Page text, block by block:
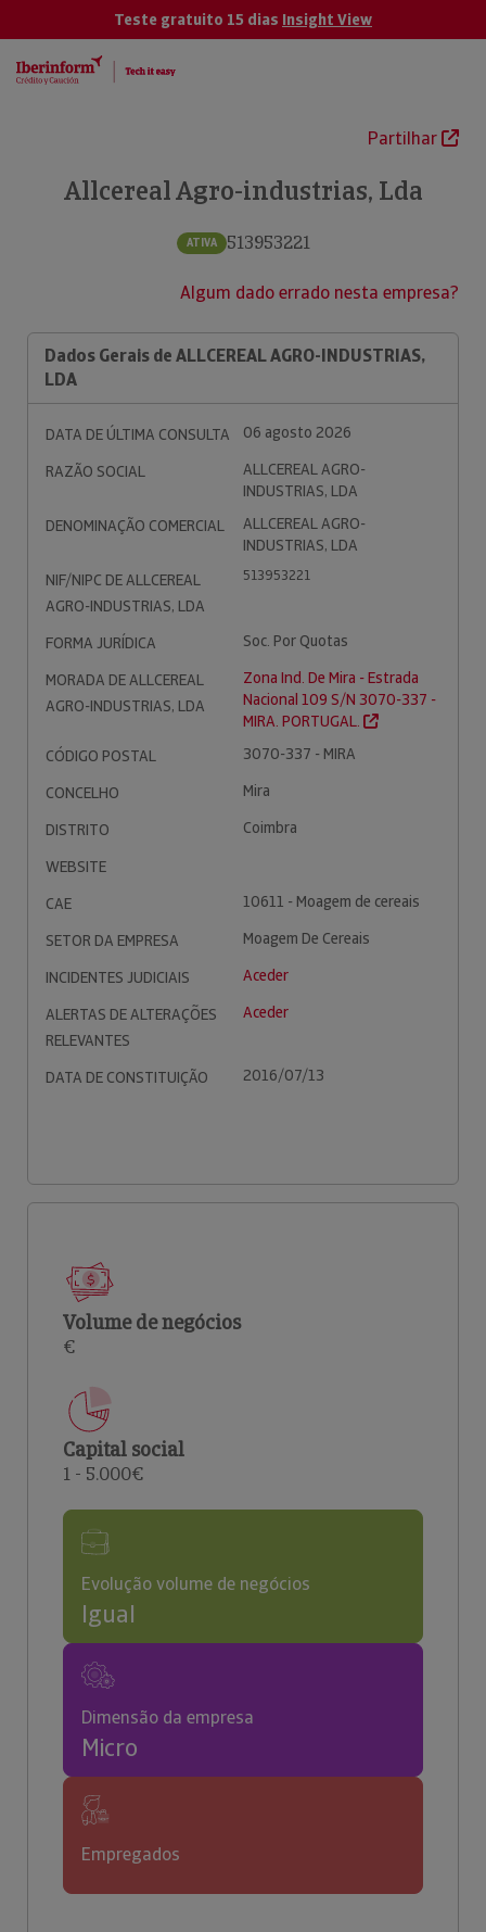
Teste gratuito 15 dias Insight View
Partilhar
Allcereal Agro-industrias, Lda
ATIVA 513953221
Algum dado errado nesta empresa?
Dados Gerais de ALLCEREAL AGRO-INDUSTRIAS,
LDA
DATA DE ÚLTIMA CONSULTA
06 agosto 2026
RAZÃO SOCIAL
ALLCEREAL AGRO-
INDUSTRIAS, LDA
DENOMINAÇÃO COMERCIAL
ALLCEREAL AGRO-
INDUSTRIAS, LDA
NIF/NIPC DE ALLCEREAL
AGRO-INDUSTRIAS, LDA
513953221
FORMA JURÍDICA
Soc. Por Quotas
MORADA DE ALLCEREAL
AGRO-INDUSTRIAS, LDA
Zona Ind. De Mira - Estrada
Nacional 109 S/N 3070-337 -
MIRA. PORTUGAL.
CÓDIGO POSTAL
3070-337 - MIRA
CONCELHO
Mira
DISTRITO
Coimbra
WEBSITE
CAE
10611 - Moagem de cereais
SETOR DA EMPRESA
Moagem De Cereais
INCIDENTES JUDICIAIS
Aceder
ALERTAS DE ALTERAÇÕES
RELEVANTES
Aceder
DATA DE CONSTITUIÇÃO 2016/07/13
Volume de negócios
€
Capital social
1 - 5.000€
Evolução volume de negócios
Igual
Dimensão da empresa
Micro
Empregados